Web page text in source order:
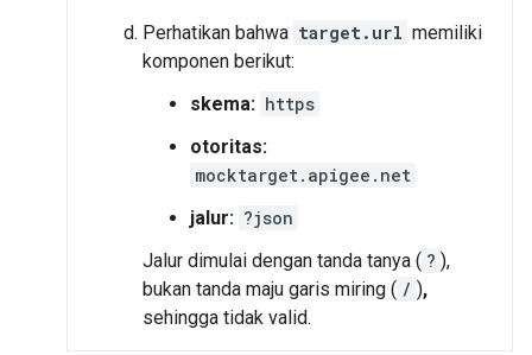
Perhatikan bahwa target.url memiliki
komponen berikut:
skema: https
otoritas:
mocktarget.apigee.net
jalur: ?json
Jalur dimulai dengan tanda tanya ( ? ),
bukan tanda maju garis miring ( / ),
sehingga tidak valid.